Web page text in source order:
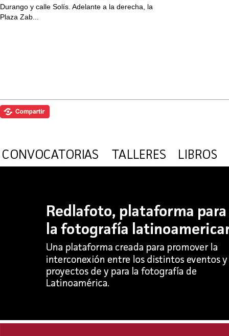
Durango y calle Solís. Adelante a la derecha, la
Plaza Zab...